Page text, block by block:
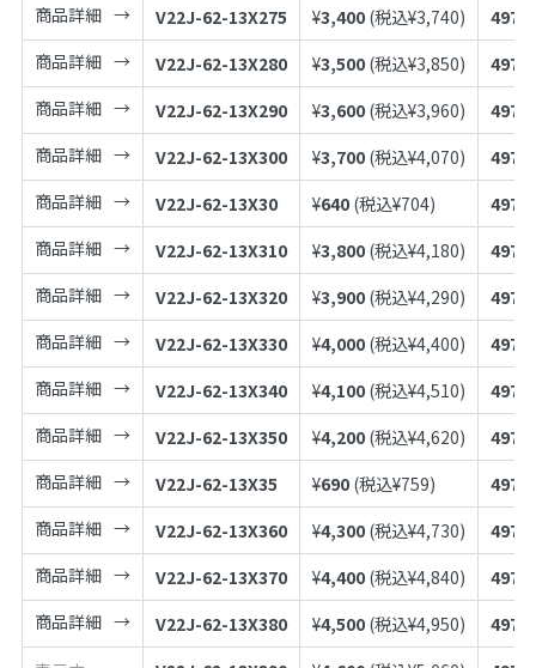
商品詳細
V22J-62-13X275 ¥3,400 (税込¥3,740)
商品詳細
V22J-62-13X280 ¥3,500 (税込¥3,850)
商品詳細
V22J-62-13X290 ¥3,600 (税込¥3,960)
商品詳細
V22J-62-13X300 ¥3,700 (税込¥4,070)
商品詳細
V22J-62-13X30 ¥640 (税込¥704)
商品詳細
V22J-62-13X310 ¥3,800 (税込¥4,180)
商品詳細
V22J-62-13X320 ¥3,900 (税込¥4,290)
商品詳細
V22J-62-13X330 ¥4,000 (税込¥4,400)
商品詳細
V22J-62-13X340 ¥4,100 (税込¥4,510)
商品詳細
V22J-62-13X350 ¥4,200 (税込¥4,620)
商品詳細
V22J-62-13X35 ¥690 (税込¥759)
商品詳細
V22J-62-13X360 ¥4,300 (税込¥4,730)
商品詳細
V22J-62-13X370 ¥4,400 (税込¥4,840)
商品詳細
V22J-62-13X380 ¥4,500 (税込¥4,950)